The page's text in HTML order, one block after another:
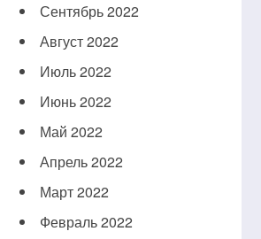
Сентябрь 2022
Август 2022
Июль 2022
Июнь 2022
Май 2022
Апрель 2022
Март 2022
Февраль 2022